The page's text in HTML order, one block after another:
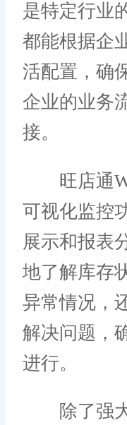
是特定行业
都能根据企
活配置，确
企业的业务
接。
旺店通
可视化监控
展示和报表
地了解库存
异常情况，
解决问题，
进行。
除了强大